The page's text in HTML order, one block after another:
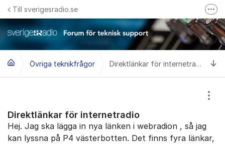
Hoppa till innehåll
Till sverigesradio.se
Frågor & svar om Sveriges Radio
Felanmäl problem med radiomottagning hos Teracom
Övriga teknikfrågor Direktlänkar för internetradio
Direktlänkar för internetradio
Hej. Jag ska lägga in nya länken i webradion , så jag
kan lyssna på P4 västerbotten. Det finns fyra länkar,